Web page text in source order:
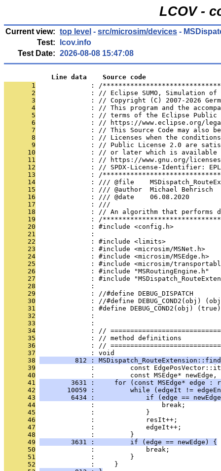
LCOV -
Current view: top level - src/microsim/devices -
Test:
lcov.info
Test Date: 2026-08-08 15:47:08
            Line data    Source code
       1
: /
       2
: // Eclipse SUMO, Simulation
       3
: // Copyright (C) 2007-2026
       4
: // This program and the
       5
: // terms of the Eclipse
       6
: // https://www.eclipse.org/
       7
: // This Source Code may also
       8
: // Licenses when the
       9
: // Public License 2.0 are
      10
: // or later which is available
      11
: // https://www.gnu.org/
      12
: // SPDX-License-Identifier:
      13
: /
      14
: /// @file
      15
              : /// @author  Michael Behrisch
      16
              : /// @date    06.08.2020
      17
              : ///
      18
: // An algorithm that performs
      19
: /
      20
              : #include <config.h>
      21
              :
      22
              : #include <limits>
      23
              : #include <microsim/MSNet.h>
      24
              : #include <microsim/MSEdge.h>
      25
: #include <microsim/
      26
              : #include "MSRoutingEngine.h"
      27
: #include
      28
              :
      29
              : //#define DEBUG_DISPATCH
      30
: //#define DEBUG_COND2(obj)
      31
              : #define DEBUG_COND2(obj) (true)
      32
              :
      33
              :
      34
: //
      35
              : // method definitions
      36
: //
      37
              : void
      38
812 :
      39
:         const
      40
:         const MSEdge* newEdge,
      41
3631 :     for (const MSEdge* edge :
      42
10059 :         while (edgeIt !=
      43
6434 :             if (edge ==
      44
              :                 break;
      45
              :             }
      46
              :             resIt++;
      47
              :             edgeIt++;
      48
              :         }
      49
        3631 :         if (edge == newEdge) {
      50
              :             break;
      51
              :         }
      52
              :     }